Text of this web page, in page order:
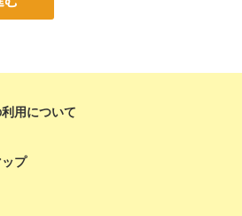
用について
プ